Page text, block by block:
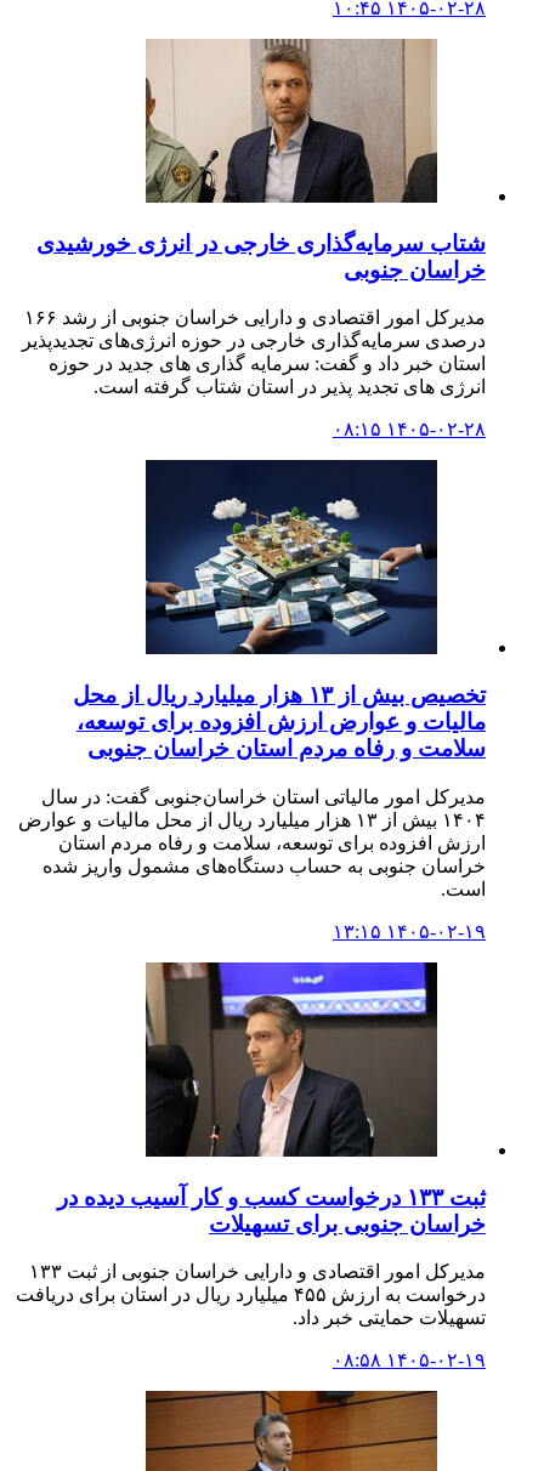
۱۴۰۵-۰۲-۲۸ ۱۰:۴۵
شتاب سرمایه‌گذاری خارجی در انرژی خورشیدی
خراسان جنوبی
مدیرکل امور اقتصادی و دارایی خراسان جنوبی از رشد ۱۶۶
درصدی سرمایه‌گذاری خارجی در حوزه انرژی‌های تجدیدپذیر
استان خبر داد و گفت: سرمایه گذاری های جدید در حوزه
انرژی های تجدید پذیر در استان شتاب گرفته است.
۱۴۰۵-۰۲-۲۸ ۰۸:۱۵
تخصیص بیش از ۱۳ هزار میلیارد ریال از محل
مالیات و عوارض ارزش افزوده برای توسعه،
سلامت و رفاه مردم استان خراسان جنوبی
مدیرکل امور مالیاتی استان خراسان‌جنوبی گفت: در سال
۱۴۰۴ بیش از ۱۳ هزار میلیارد ریال از محل مالیات و عوارض
ارزش افزوده برای توسعه، سلامت و رفاه مردم استان
خراسان جنوبی به حساب دستگاه‌های مشمول واریز شده
است.
۱۴۰۵-۰۲-۱۹ ۱۳:۱۵
ثبت ۱۳۳ درخواست کسب و کار آسیب دیده در
خراسان جنوبی برای تسهیلات
مدیرکل امور اقتصادی و دارایی خراسان جنوبی از ثبت ۱۳۳
درخواست به ارزش ۴۵۵ میلیارد ریال در استان برای دریافت
تسهیلات حمایتی خبر داد.
۱۴۰۵-۰۲-۱۹ ۰۸:۵۸